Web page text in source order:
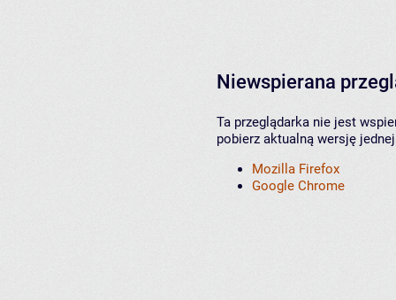
Niewspierana
Ta przeglądarka nie jest
pobierz aktualną wersję
Mozilla Firefox
Google Chrome